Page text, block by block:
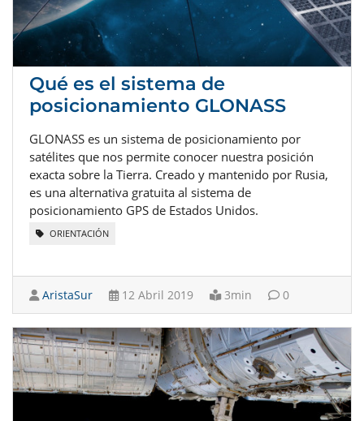
Qué es el sistema de
posicionamiento GLONASS
GLONASS es un sistema de posicionamiento por
satélites que nos permite conocer nuestra posición
exacta sobre la Tierra. Creado y mantenido por Rusia,
es una alternativa gratuita al sistema de
posicionamiento GPS de Estados Unidos.
ORIENTACIÓN
AristaSur 12 Abril 2019 3min 0